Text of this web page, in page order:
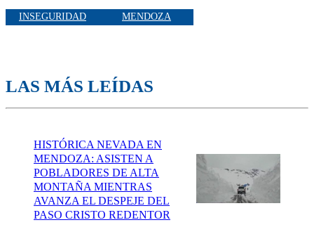
INSEGURIDAD MENDOZA
LAS MÁS LEÍDAS
HISTÓRICA NEVADA EN
MENDOZA: ASISTEN A
POBLADORES DE ALTA
MONTAÑA MIENTRAS
AVANZA EL DESPEJE DEL
PASO CRISTO REDENTOR